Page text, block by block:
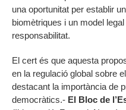
una oportunitat per establir
biomètriques i un model
responsabilitat.
El cert és que aquesta
en la regulació global sobre
destacant la importància de
democràtics.- El Bloc de